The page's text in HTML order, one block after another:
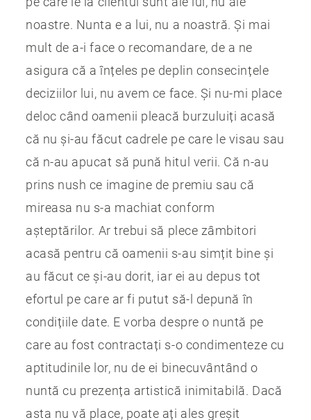
noastre. Nunta e a lui, nu a noastră. Și mai
mult de a-i face o recomandare, de a ne
asigura că a înțeles pe deplin consecințele
deciziilor lui, nu avem ce face. Și nu-mi place
deloc când oamenii pleacă burzuluiți acasă
că nu și-au făcut cadrele pe care le visau sau
că n-au apucat să pună hitul verii. Că n-au
prins nush ce imagine de premiu sau că
mireasa nu s-a machiat conform
așteptărilor. Ar trebui să plece zâmbitori
acasă pentru că oamenii s-au simțit bine și
au făcut ce și-au dorit, iar ei au depus tot
efortul pe care ar fi putut să-l depună în
condițiile date. E vorba despre o nuntă pe
care au fost contractați s-o condimenteze cu
aptitudinile lor, nu de ei binecuvântând o
nuntă cu prezența artistică inimitabilă. Dacă
asta nu vă place, poate ați ales greșit